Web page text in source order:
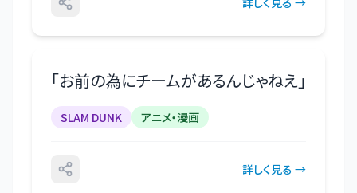
「お前の為にチームがあるんじゃねえ 」
SLAM DUNK アニメ・漫画
詳しく見る →